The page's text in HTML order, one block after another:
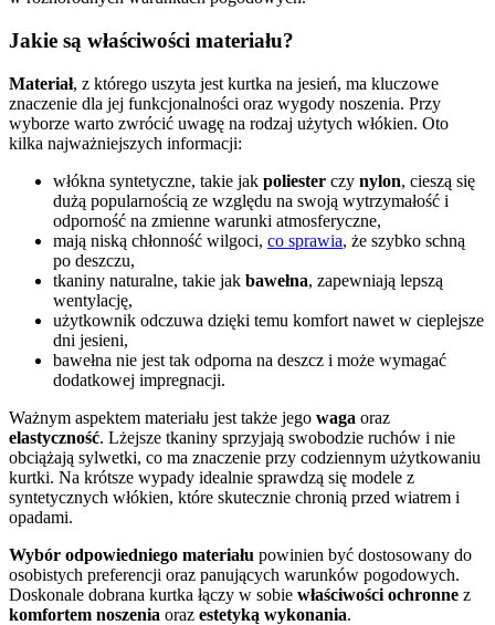
Jakie są właściwości materiału?
Materiał, z którego uszyta jest kurtka na jesień, ma kluczowe
znaczenie dla jej funkcjonalności oraz wygody noszenia. Przy
wyborze warto zwrócić uwagę na rodzaj użytych włókien. Oto
kilka najważniejszych informacji:
włókna syntetyczne, takie jak poliester czy nylon, cieszą się
dużą popularnością ze względu na swoją wytrzymałość i
odporność na zmienne warunki atmosferyczne,
mają niską chłonność wilgoci, co sprawia, że szybko schną
po deszczu,
tkaniny naturalne, takie jak bawełna, zapewniają lepszą
wentylację,
użytkownik odczuwa dzięki temu komfort nawet w cieplejsze
dni jesieni,
bawełna nie jest tak odporna na deszcz i może wymagać
dodatkowej impregnacji.
Ważnym aspektem materiału jest także jego waga oraz
elastyczność. Lżejsze tkaniny sprzyjają swobodzie ruchów i nie
obciążają sylwetki, co ma znaczenie przy codziennym użytkowaniu
kurtki. Na krótsze wypady idealnie sprawdzą się modele z
syntetycznych włókien, które skutecznie chronią przed wiatrem i
opadami.
Wybór odpowiedniego materiału powinien być dostosowany do
osobistych preferencji oraz panujących warunków pogodowych.
Doskonale dobrana kurtka łączy w sobie właściwości ochronne z
komfortem noszenia oraz estetyką wykonania.